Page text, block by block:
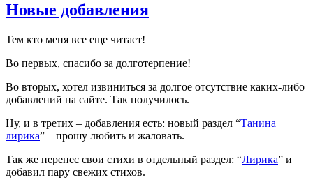
Новые добавления
Тем кто меня все еще читает!
Во первых, спасибо за долготерпение!
Во вторых, хотел извиниться за долгое отсутствие каких-либо
добавлений на сайте. Так получилось.
Ну, и в третих – добавления есть: новый раздел “Танина
лирика” – прошу любить и жаловать.
Так же перенес свои стихи в отдельный раздел: “Лирика” и
добавил пару свежих стихов.